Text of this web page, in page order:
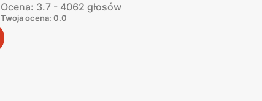
Ocena: 3.7 - 4062 głosów
Twoja ocena: 0.0